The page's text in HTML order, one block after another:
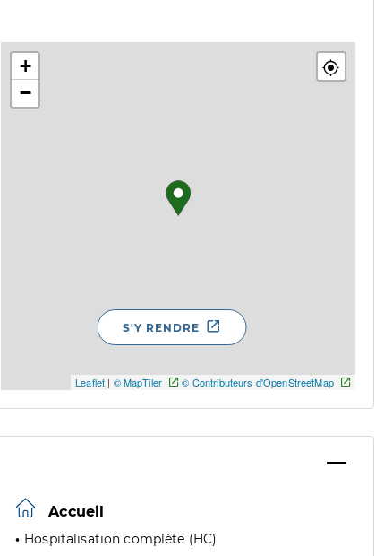
+
−
Leaflet | © MapTiler © Contributeurs d'OpenStreetMap
S'Y RENDRE
Accueil
Hospitalisation complète (HC)